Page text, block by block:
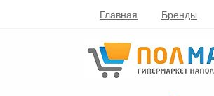
Главная Бренды